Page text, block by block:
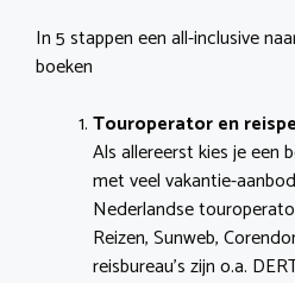
In 5 stappen een all-inclusive
boeken
Touroperator en
Als allereerst kies je een
met veel vakantie-
Nederlandse
Reizen, Sunweb,
reisbureau’s zijn o.a.